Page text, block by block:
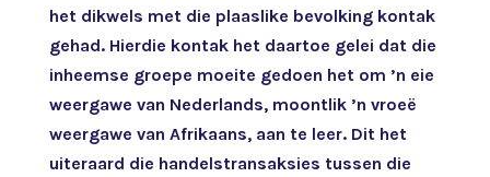
het dikwels met die plaaslike bevolking kontak
gehad. Hierdie kontak het daartoe gelei dat die
inheemse groepe moeite gedoen het om ’n eie
weergawe van Nederlands, moontlik ’n vroeë
weergawe van Afrikaans, aan te leer. Dit het
uiteraard die handelstransaksies tussen die